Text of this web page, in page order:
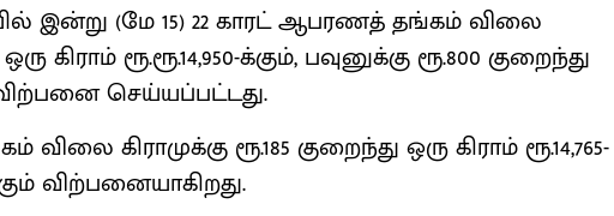
இன்று (மே 15) 22 காரட் ஆபரணத் தங்கம் விலை
கிராம் ரூ.ரூ.14,950-க்கும், பவுனுக்கு ரூ.800 குறைந்து
விற்பனை செய்யப்பட்டது.
கிராமுக்கு ரூ.185 குறைந்து ஒரு கிராம் ரூ.14,765-
க்கும் விற்பனையாகிறது.